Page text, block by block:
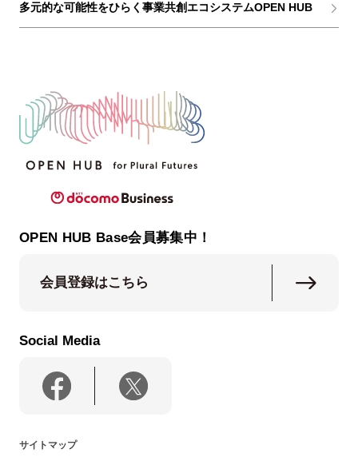
多元的な可能性をひらく事業共創エコシステムOPEN HUB
OPEN HUB Base会員募集中！
会員登録はこちら
Social Media
サイトマップ